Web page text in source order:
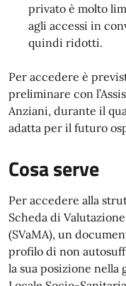
privato è molto
agli accessi in
quindi ridotti.
Per accedere è
preliminare con
Anziani, durante il
adatta per il futuro
Cosa serve
Per accedere alla
Scheda di
(SVaMA), un
profilo di non
la sua posizione nella